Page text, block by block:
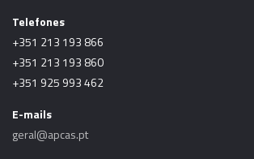
Telefones
+351 213 193 866
+351 213 193 860
+351 925 993 462
E-mails
geral@apcas.pt